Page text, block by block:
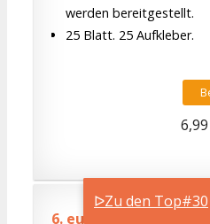
ᐅZu den Top#30
werden bereitgestellt.
25 Blatt. 25 Aufkleber.
6. europe100 ELA026